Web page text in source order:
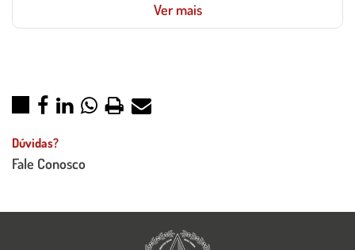
Ver mais
Dúvidas?
Fale Conosco